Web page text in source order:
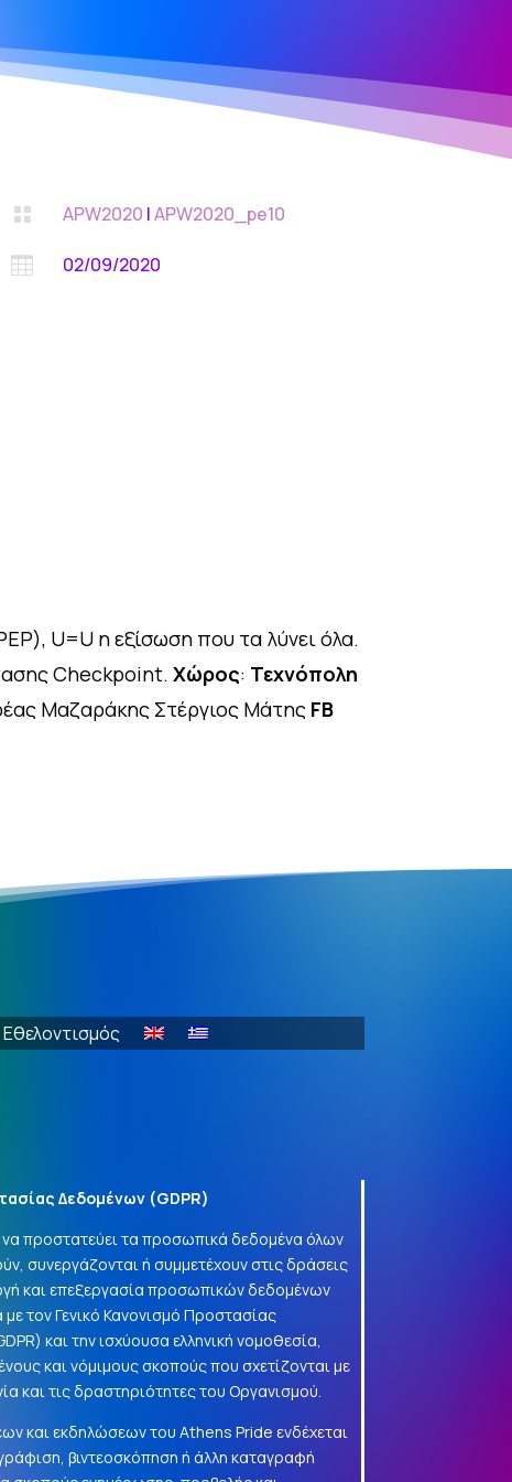
 APW2020 |APW2020_pe10
 02/09/2020
U=U η εξίσωση που τα λύνει όλα.
Checkpoint.Χώρος: Τεχνόπολη
Μαζαράκης Στέργιος Μάτης FB
Εθελοντισμός
Δεδομένων (GDPR)
προστατεύει τα προσωπικά δεδομένα όλων
συνεργάζονται ή συμμετέχουν στις δράσεις
και επεξεργασία προσωπικών δεδομένων
τον Γενικό Κανονισμό Προστασίας
) και την ισχύουσα ελληνική νομοθεσία,
και νόμιμους σκοπούς που σχετίζονται με
και τις δραστηριότητες του Οργανισμού.
και εκδηλώσεων του Athens Pride ενδέχεται
βιντεοσκόπηση ή άλλη καταγραφή